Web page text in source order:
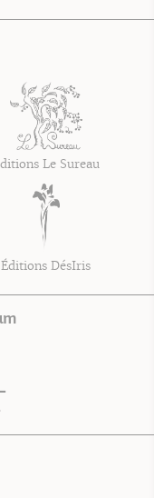
Le Sureau
Éditions DésIris